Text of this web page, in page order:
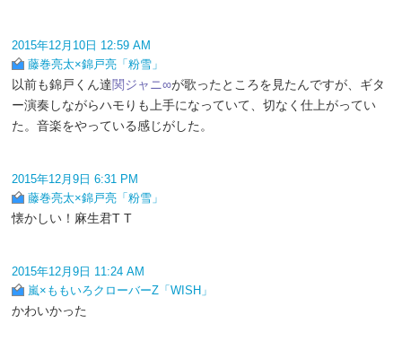
2015年12月10日 12:59 AM
藤巻亮太×錦戸亮「粉雪」
以前も錦戸くん達関ジャニ∞が歌ったところを見たんですが、ギタ
ー演奏しながらハモりも上手になっていて、切なく仕上がってい
た。音楽をやっている感じがした。
2015年12月9日 6:31 PM
藤巻亮太×錦戸亮「粉雪」
懐かしい！麻生君T T
2015年12月9日 11:24 AM
嵐×ももいろクローバーZ「WISH」
かわいかった